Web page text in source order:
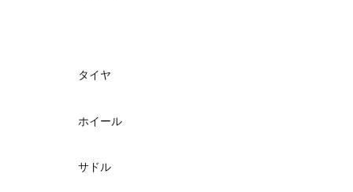
タイヤ
ホイール
サドル